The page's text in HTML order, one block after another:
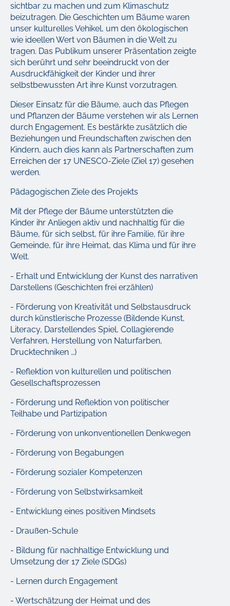
sichtbar zu machen und zum Klimaschutz
beizutragen. Die Geschichten um Bäume waren
unser kulturelles Vehikel, um den ökologischen
wie ideellen Wert von Bäumen in die Welt zu
tragen. Das Publikum unserer Präsentation zeigte
sich berührt und sehr beeindruckt von der
Ausdruckfähigkeit der Kinder und ihrer
selbstbewussten Art ihre Kunst vorzutragen.
Dieser Einsatz für die Bäume, auch das Pflegen
und Pflanzen der Bäume verstehen wir als Lernen
durch Engagement. Es bestärkte zusätzlich die
Beziehungen und Freundschaften zwischen den
Kindern, auch dies kann als Partnerschaften zum
Erreichen der 17 UNESCO-Ziele (Ziel 17) gesehen
werden.
Pädagogischen Ziele des Projekts
Mit der Pflege der Bäume unterstützten die
Kinder ihr Anliegen aktiv und nachhaltig für die
Bäume, für sich selbst, für ihre Familie, für ihre
Gemeinde, für ihre Heimat, das Klima und für ihre
Welt.
- Erhalt und Entwicklung der Kunst des narrativen
Darstellens (Geschichten frei erzählen)
- Förderung von Kreativität und Selbstausdruck
durch künstlerische Prozesse (Bildende Kunst,
Literacy, Darstellendes Spiel, Collagierende
Verfahren, Herstellung von Naturfarben,
Drucktechniken …)
- Reflektion von kulturellen und politischen
Gesellschaftsprozessen
- Förderung und Reflektion von politischer
Teilhabe und Partizipation
- Förderung von unkonventionellen Denkwegen
- Förderung von Begabungen
- Förderung sozialer Kompetenzen
- Förderung von Selbstwirksamkeit
- Entwicklung eines positiven Mindsets
- Draußen-Schule
- Bildung für nachhaltige Entwicklung und
Umsetzung der 17 Ziele (SDGs)
- Lernen durch Engagement
- Wertschätzung der Heimat und des